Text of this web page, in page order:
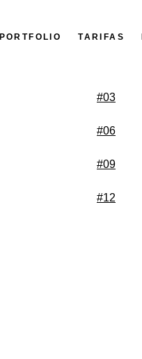
PORTFOLIO TARIFAS
#03
#06
#09
#12